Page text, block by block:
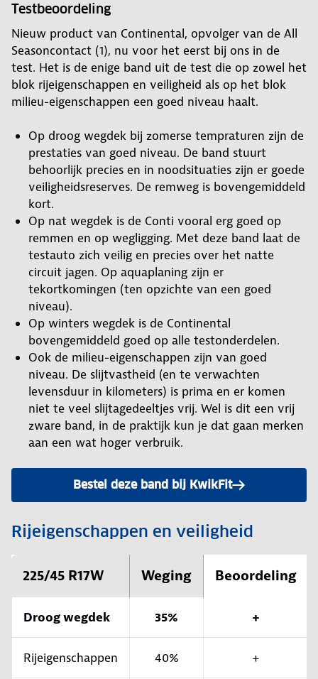
Testbeoordeling
Nieuw product van Continental, opvolger van de All
Seasoncontact (1), nu voor het eerst bij ons in de
test. Het is de enige band uit de test die op zowel het
blok rijeigenschappen en veiligheid als op het blok
milieu-eigenschappen een goed niveau haalt.
Op droog wegdek bij zomerse tempraturen zijn de
prestaties van goed niveau. De band stuurt
behoorlijk precies en in noodsituaties zijn er goede
veiligheidsreserves. De remweg is bovengemiddeld
kort.
Op nat wegdek is de Conti vooral erg goed op
remmen en op wegligging. Met deze band laat de
testauto zich veilig en precies over het natte
circuit jagen. Op aquaplaning zijn er
tekortkomingen (ten opzichte van een goed
niveau).
Op winters wegdek is de Continental
bovengemiddeld goed op alle testonderdelen.
Ook de milieu-eigenschappen zijn van goed
niveau. De slijtvastheid (en te verwachten
levensduur in kilometers) is prima en er komen
niet te veel slijtagedeeltjes vrij. Wel is dit een vrij
zware band, in de praktijk kun je dat gaan merken
aan een wat hoger verbruik.
Bestel deze band bij KwikFit
Rijeigenschappen en veiligheid
225/45 R17W Weging Beoordeling
Droog wegdek 35% +
Rijeigenschappen 40% +